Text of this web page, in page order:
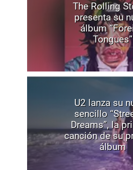
The Rolling
presenta su
álbum
Tongues”
U2 lanza su
sencillo
Dreams”, la
canción de su
álbum